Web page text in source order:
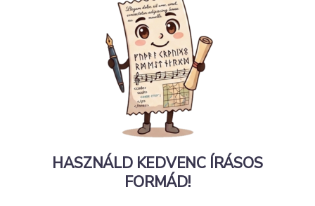
HASZNÁLD KEDVENC ÍRÁSOS
FORMÁD!